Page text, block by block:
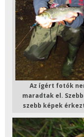
Az ígért fotók
maradtak el.
szebb képek